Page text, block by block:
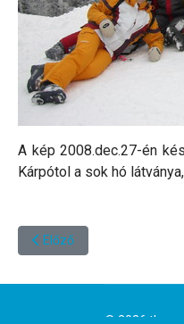
A kép 2008.dec.27-én
Kárpótol a sok hó
Előző cikk: Kedves
Előző
© 2026